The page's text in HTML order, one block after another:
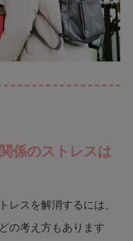
係のストレスは
スを解消するには、
の考え方もあります